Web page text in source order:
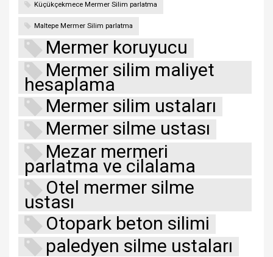
Küçükçekmece Mermer Silim parlatma
Maltepe Mermer Silim parlatma
Mermer koruyucu
Mermer silim maliyet
hesaplama
Mermer silim ustaları
Mermer silme ustası
Mezar mermeri
parlatma ve cilalama
Otel mermer silme
ustası
Otopark beton silimi
paledyen silme ustaları